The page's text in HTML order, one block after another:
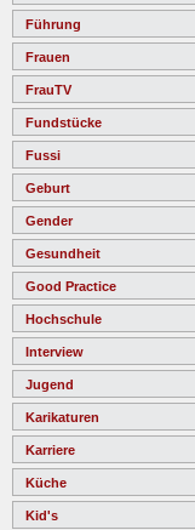
Führung
Frauen
FrauTV
Fundstücke
Fussi
Geburt
Gender
Gesundheit
Good Practice
Hochschule
Interview
Jugend
Karikaturen
Karriere
Küche
Kid's